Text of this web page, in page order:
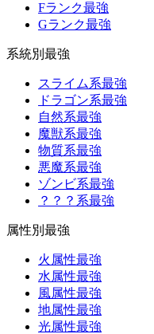
Fランク最強
Gランク最強
系統別最強
スライム系最強
ドラゴン系最強
自然系最強
魔獣系最強
物質系最強
悪魔系最強
ゾンビ系最強
？？？系最強
属性別最強
火属性最強
水属性最強
風属性最強
地属性最強
光属性最強